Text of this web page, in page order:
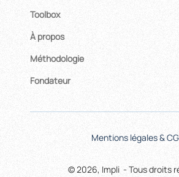
Toolbox
À propos
Méthodologie
Fondateur
© 2026, Impli - Tous droits
Mentions légales &